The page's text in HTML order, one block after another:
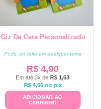
Giz De Cera Personalizado
Pode ser feito em qualquer tema
R$ 4,90
Em até 3x de R$ 1,63
R$4,66 no pix
ADICIONAR AO
CARRINHO